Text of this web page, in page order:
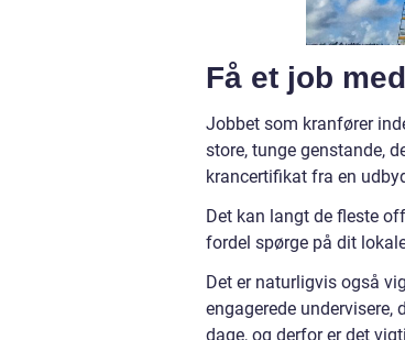
Få et job
Jobbet som kranfører
store, tunge genstande,
krancertifikat fra en
Det kan langt de fleste
fordel spørge på dit
Det er naturligvis også
engagerede
dage, og derfor er det